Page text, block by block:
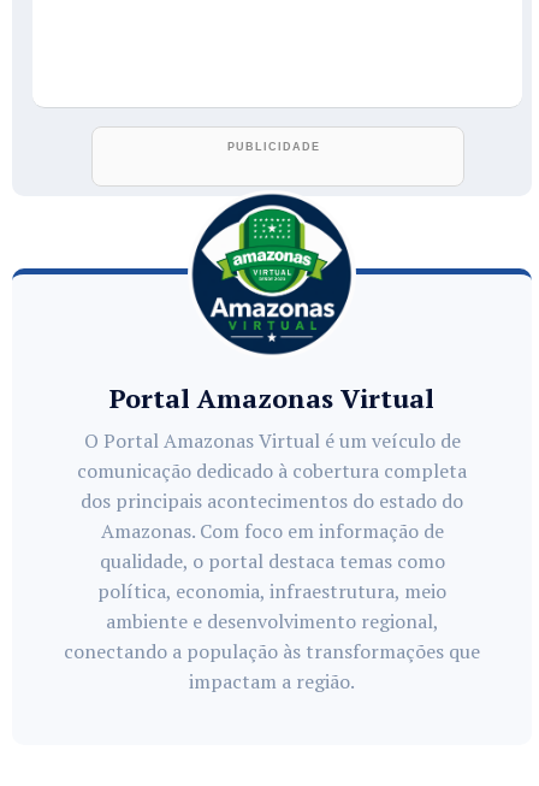
Portal Amazonas Virtual
O Portal Amazonas Virtual é um veículo de
comunicação dedicado à cobertura completa
dos principais acontecimentos do estado do
Amazonas. Com foco em informação de
qualidade, o portal destaca temas como
política, economia, infraestrutura, meio
ambiente e desenvolvimento regional,
conectando a população às transformações que
impactam a região.